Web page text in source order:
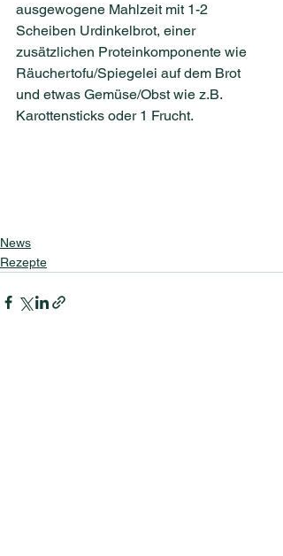
ausgewogene Mahlzeit mit 1-2
Scheiben Urdinkelbrot, einer
zusätzlichen Proteinkomponente wie
Räuchertofu/Spiegelei auf dem Brot
und etwas Gemüse/Obst wie z.B.
Karottensticks oder 1 Frucht.
News
Rezepte